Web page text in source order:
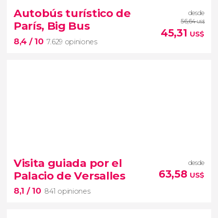
53.042 opiniones
free tour por París
Sainte-Chapelle
Pont Neuf
Louvre
Notre-Dame
Autobús turístico de
París, Big Bus
8,4 / 10 7.629 opiniones
desde
56,64US$
45,31 US$
7.629 opiniones
autobús turístico de París
Podréis subir y bajar en cualquiera de sus paradas
Visita guiada por el
Palacio de Versalles
8,1 / 10 841 opiniones
desde
63,58 US$